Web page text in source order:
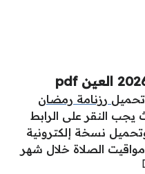
رزنامة رمضان
يجب النقر على الرابط
نسخة إلكترونية
الصلاة خلال شهر